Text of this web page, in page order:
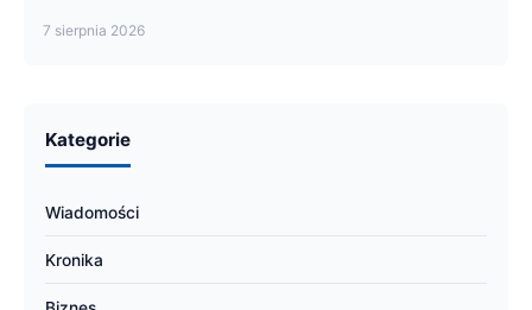
7 sierpnia 2026
Kategorie
Wiadomości
Kronika